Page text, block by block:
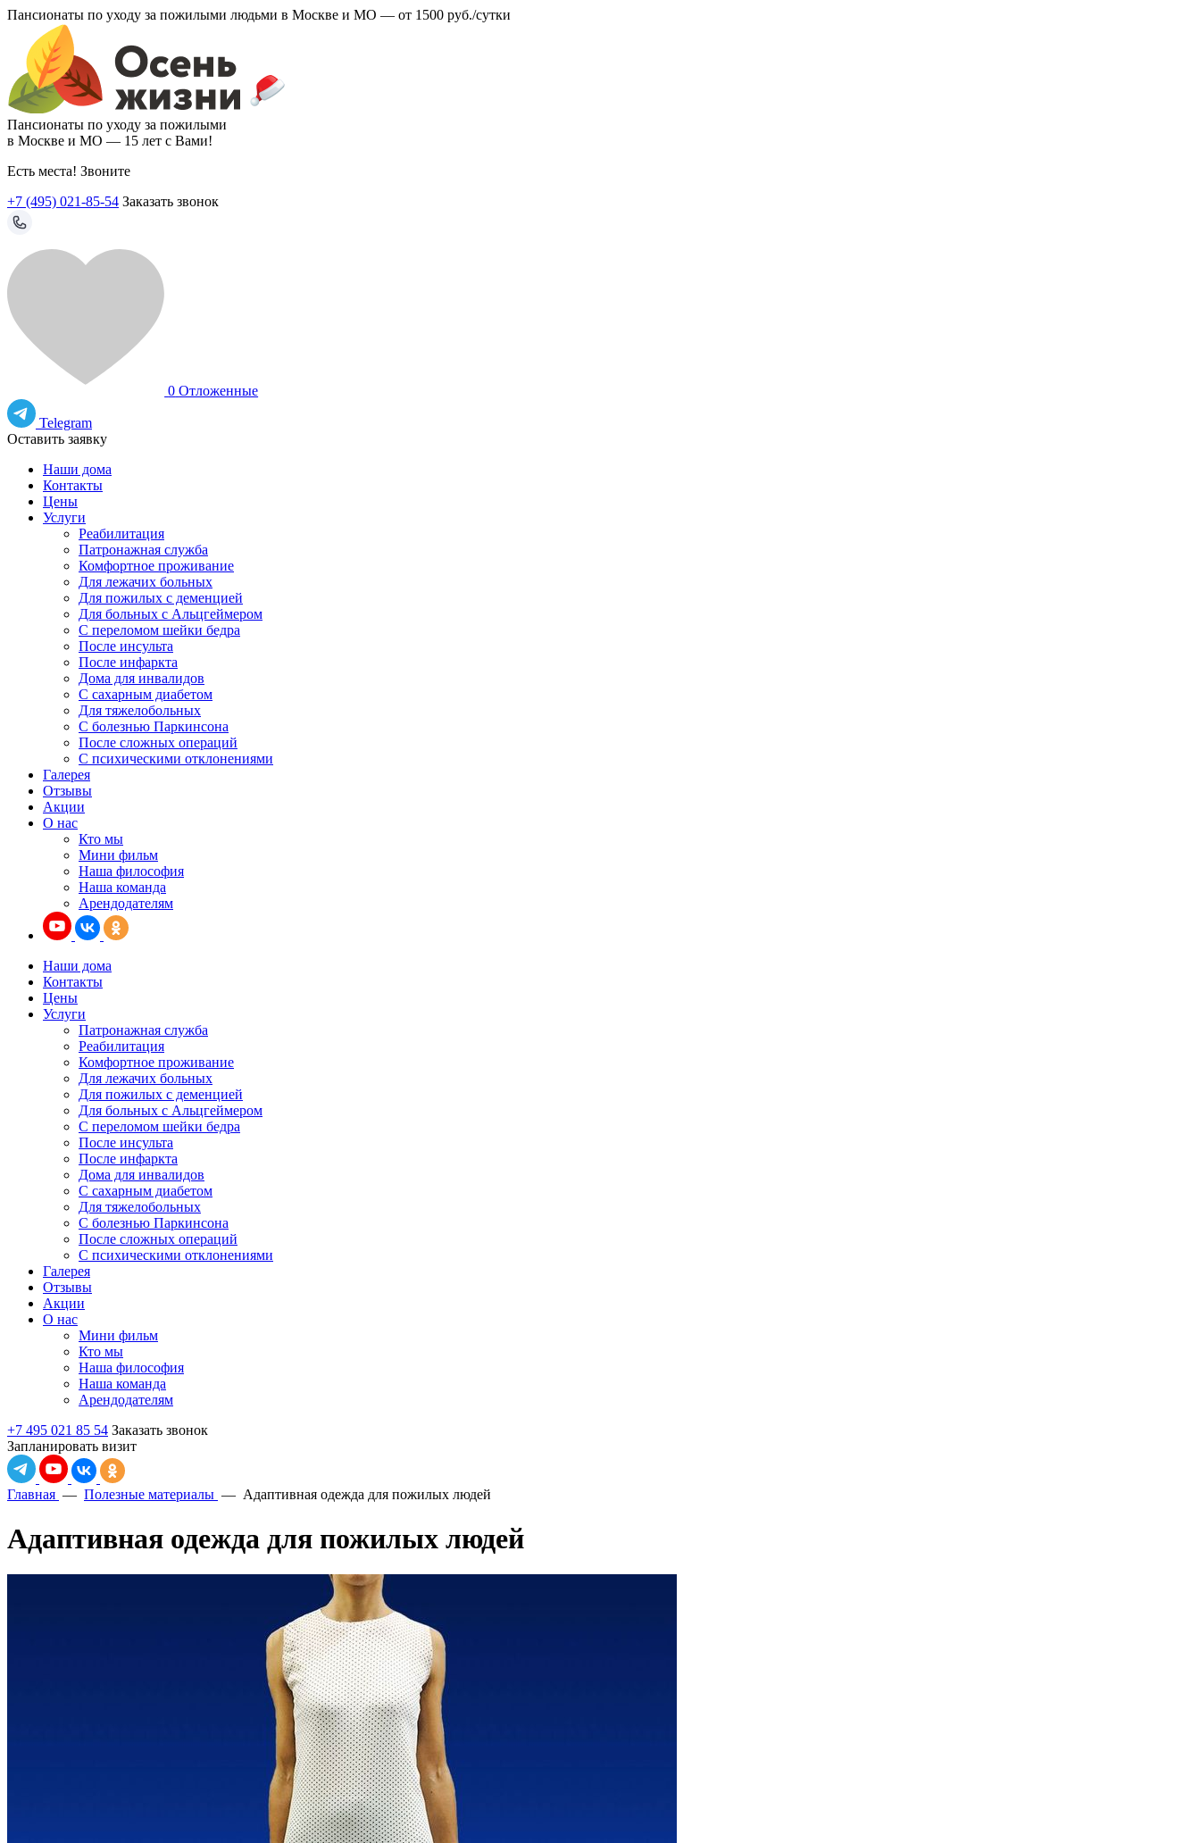
Пансионаты по уходу за пожилыми людьми в Москве и МО — от 1500 руб./сутки
Пансионаты по уходу за пожилыми
в Москве и МО — 15 лет с Вами!
Есть места! Звоните
+7 (495) 021-85-54 Заказать звонок
0 Отложенные
Telegram
Оставить заявку
Наши дома
Контакты
Цены
Услуги
Реабилитация
Патронажная служба
Комфортное проживание
Для лежачих больных
Для пожилых с деменцией
Для больных с Альцгеймером
С переломом шейки бедра
После инсульта
После инфаркта
Дома для инвалидов
С сахарным диабетом
Для тяжелобольных
С болезнью Паркинсона
После сложных операций
С психическими отклонениями
Галерея
Отзывы
Акции
О нас
Кто мы
Мини фильм
Наша философия
Наша команда
Арендодателям
Наши дома
Контакты
Цены
Услуги
Патронажная служба
Реабилитация
Комфортное проживание
Для лежачих больных
Для пожилых с деменцией
Для больных с Альцгеймером
С переломом шейки бедра
После инсульта
После инфаркта
Дома для инвалидов
С сахарным диабетом
Для тяжелобольных
С болезнью Паркинсона
После сложных операций
С психическими отклонениями
Галерея
Отзывы
Акции
О нас
Мини фильм
Кто мы
Наша философия
Наша команда
Арендодателям
+7 495 021 85 54 Заказать звонок
Запланировать визит
Главная — Полезные материалы — Адаптивная одежда для пожилых людей
Адаптивная одежда для пожилых людей